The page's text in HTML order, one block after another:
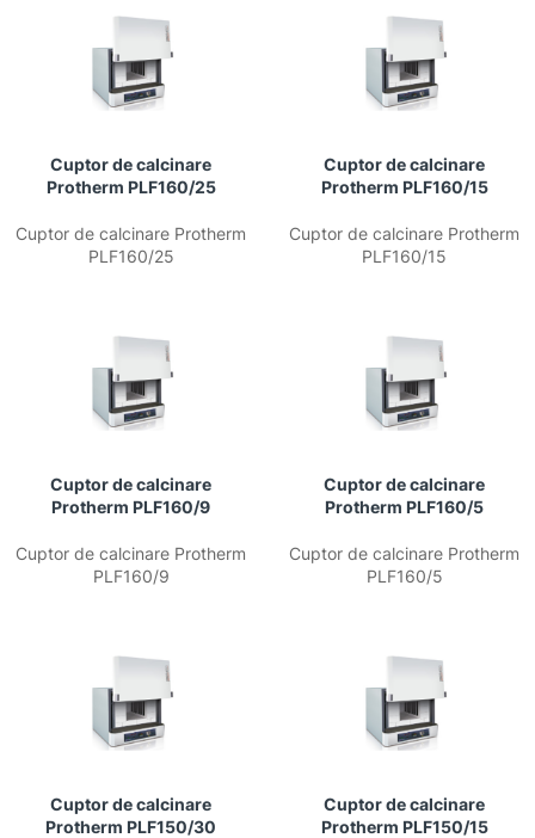
Cuptor de calcinare
Protherm PLF160/25
Cuptor de calcinare Protherm
PLF160/25
Cuptor de calcinare
Protherm PLF160/15
Cuptor de calcinare Protherm
PLF160/15
Cuptor de calcinare
Protherm PLF160/9
Cuptor de calcinare Protherm
PLF160/9
Cuptor de calcinare
Protherm PLF160/5
Cuptor de calcinare Protherm
PLF160/5
Cuptor de calcinare
Protherm PLF150/30
Cuptor de calcinare
Protherm PLF150/15